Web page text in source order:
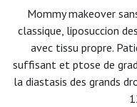
Mommy makeover
classique, liposuccion
avec tissu propre.
suffisant et ptose de
la diastasis des grands